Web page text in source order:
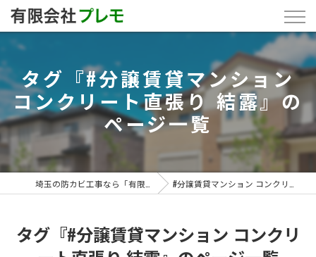
タグ『#分譲賃貸マンション
コンクリート直張り 結露』の
ページ一覧
#分譲賃貸マンション コンクリート直張り 結露
タグ『#分譲賃貸マンション コンクリ